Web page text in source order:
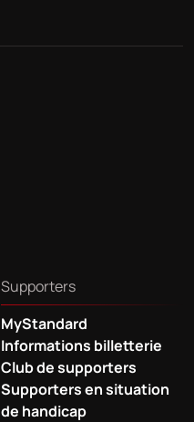
Supporters
MyStandard
Informations billetterie
Club de supporters
Supporters en situation
de handicap